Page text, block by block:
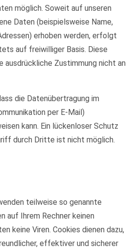
möglich. Soweit auf unseren
Daten (beispielsweise Name,
erhoben werden, erfolgt
auf freiwilliger Basis. Diese
ausdrückliche Zustimmung nicht an
die Datenübertragung im
per E-Mail)
kann. Ein lückenloser Schutz
durch Dritte ist nicht möglich.
teilweise so genannte
auf Ihrem Rechner keinen
keine Viren. Cookies dienen dazu,
effektiver und sicherer